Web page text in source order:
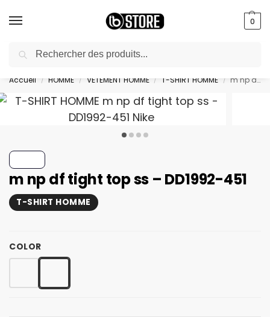
0
livraison gratuite au bureau dès 10000 DA avec paiement en ligne
Accueil / HOMME / VETEMENT HOMME / T-SHIRT HOMME / m np df tight top ss – DD1992-451
m np df tight top ss – DD1992-451
T-SHIRT HOMME
COLOR